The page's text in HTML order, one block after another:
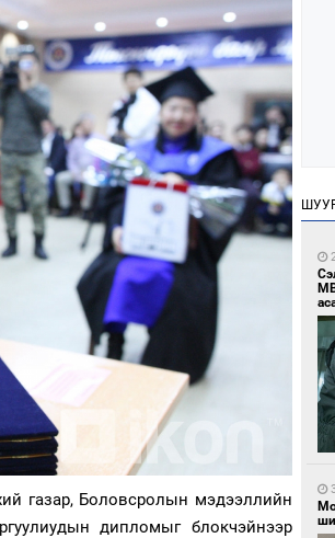
газар, Боловсролын мэдээллийн
дипломыг блокчэйнээр